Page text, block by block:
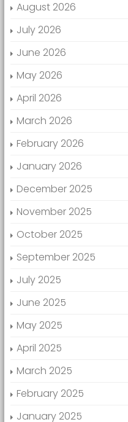
August 2026
July 2026
June 2026
May 2026
April 2026
March 2026
February 2026
January 2026
December 2025
November 2025
October 2025
September 2025
July 2025
June 2025
May 2025
April 2025
March 2025
February 2025
January 2025